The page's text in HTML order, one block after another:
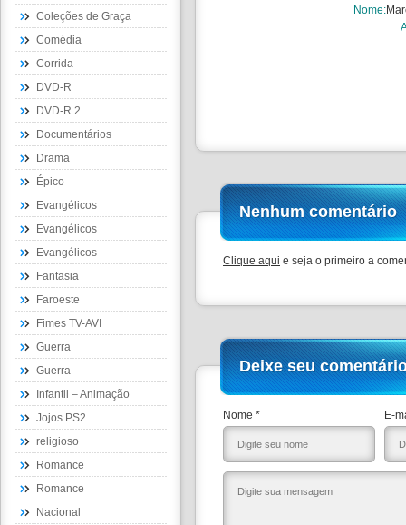
Coleções de Graça
Comédia
Corrida
DVD-R
DVD-R 2
Documentários
Drama
Épico
Evangélicos
Evangélicos
Evangélicos
Fantasia
Faroeste
Fimes TV-AVI
Guerra
Guerra
Infantil – Animação
Jojos PS2
religioso
Romance
Romance
Nacional
Nome:
Nenhum comentário
Clique aqui e seja o primeiro a
Deixe seu
Nome * E-